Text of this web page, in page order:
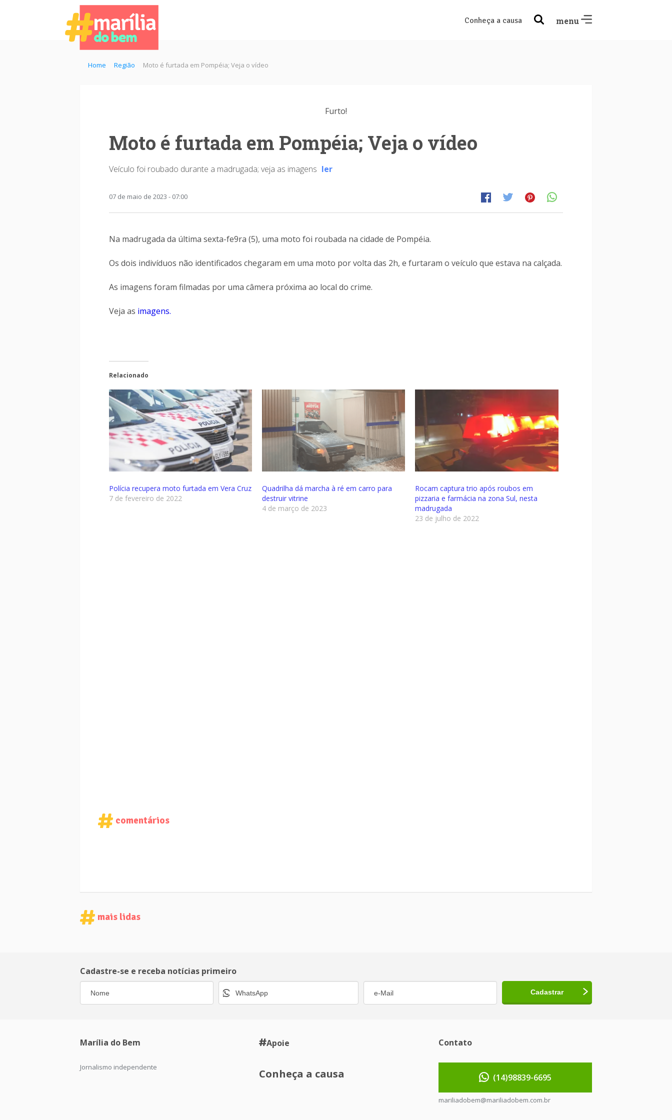
Conheça a causa menu
Home Região Moto é furtada em Pompéia; Veja o vídeo
Furto!
Moto é furtada em Pompéia; Veja o vídeo
Veículo foi roubado durante a madrugada; veja as imagens ler
07 de maio de 2023 - 07:00
Na madrugada da última sexta-fe9ra (5), uma moto foi roubada na cidade de Pompéia.
Os dois indivíduos não identificados chegaram em uma moto por volta das 2h, e furtaram o veículo que estava na calçada.
As imagens foram filmadas por uma câmera próxima ao local do crime.
Veja as imagens.
Relacionado
Polícia recupera moto furtada em Vera Cruz
7 de fevereiro de 2022
Quadrilha dá marcha à ré em carro para
destruir vitrine
4 de março de 2023
Rocam captura trio após roubos em
pizzaria e farmácia na zona Sul, nesta
madrugada
23 de julho de 2022
comentários
mais lidas
Cadastre-se e receba notícias primeiro
Marília do Bem
Jornalismo independente
Apoie
Conheça a causa
Contato
(14)98839-6695
mariliadobem@mariliadobem.com.br